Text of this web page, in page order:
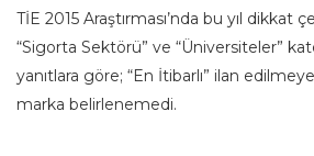
TİE 2015 Araştırması’nda bu yıl dikkat
“Sigorta Sektörü” ve “Üniversiteler”
yanıtlara göre; “En İtibarlı” ilan
marka belirlenemedi.